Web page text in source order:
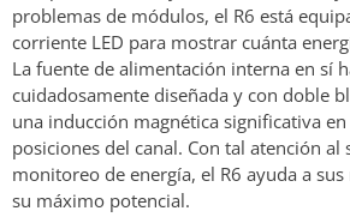
problemas de módulos, el R6 está
corriente LED para mostrar cuánta
La fuente de alimentación interna en sí
cuidadosamente diseñada y con doble
una inducción magnética significativa
posiciones del canal. Con tal atención
monitoreo de energía, el R6 ayuda a
su máximo potencial.